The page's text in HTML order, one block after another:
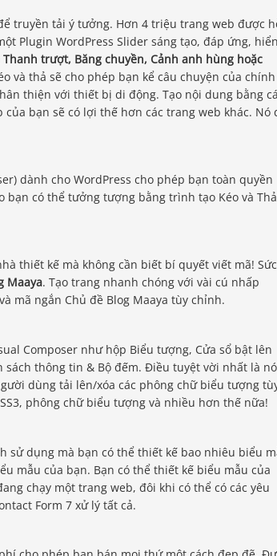
truyền tải ý tưởng. Hơn 4 triệu trang web được
Plugin WordPress Slider sáng tạo, đáp ứng, hiển
Thanh trượt, Băng chuyền, Cảnh anh hùng hoặc
và thả sẽ cho phép bạn kể câu chuyện của chính
thiện với thiết bị di động. Tạo nội dung bằng
bạn sẽ có lợi thế hơn các trang web khác. Nó
dành cho WordPress cho phép bạn toàn quyền
bạn có thể tưởng tượng bằng trình tạo Kéo và Thả
thiết kế mà không cần biết bí quyết viết mã! Sức
Maaya. Tạo trang nhanh chóng với vài cú nhấp
mã ngắn Chủ đề Blog Maaya tùy chỉnh.
Composer như hộp Biểu tượng, Cửa sổ bật lên
thông tin & Bộ đếm. Điều tuyệt vời nhất là nó
dùng tải lên/xóa các phông chữ biểu tượng
phông chữ biểu tượng và nhiều hơn thế nữa!
sử dụng mà bạn có thể thiết kế bao nhiêu biểu
mẫu của bạn. Bạn có thể thiết kế biểu mẫu của
chạy một trang web, đôi khi có thể có các yêu
Form 7 xử lý tất cả.